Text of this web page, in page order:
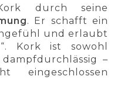
durch seine
. Er schafft ein
und erlaubt
Kork ist sowohl
–
eingeschlossen